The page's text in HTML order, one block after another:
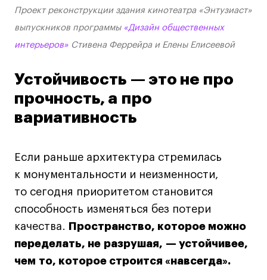
Проект реконструкции здания кинотеатра «Энтузиаст»
выпускников программы «Дизайн общественных
интерьеров» Стивена Феррейра и Елены Елисеевой
Устойчивость — это не про
прочность, а про
вариативность
Если раньше архитектура стремилась
к монументальности и неизменности,
то сегодня приоритетом становится
способность изменяться без потери
качества.
Пространство, которое можно
переделать, не разрушая, — устойчивее,
чем то, которое строится «навсегда».